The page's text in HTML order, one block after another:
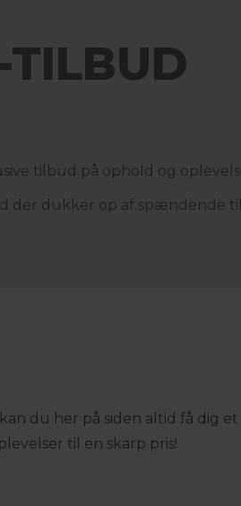
tilbud på ophold og
der dukker op af spændende
du her på siden altid få dig et
til en skarp pris!